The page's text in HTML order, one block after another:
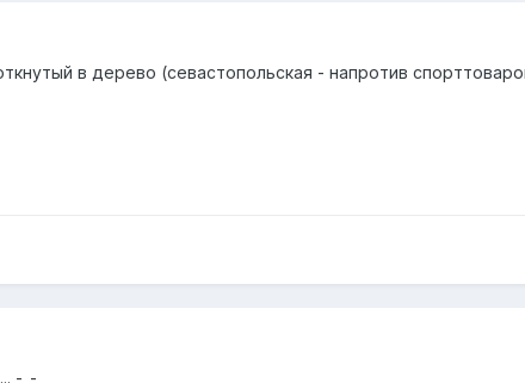
в дерево (севастопольская - напротив
-_-